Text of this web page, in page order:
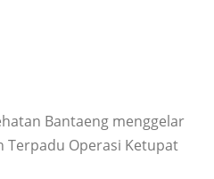
Bantaeng menggelar
Terpadu Operasi Ketupat